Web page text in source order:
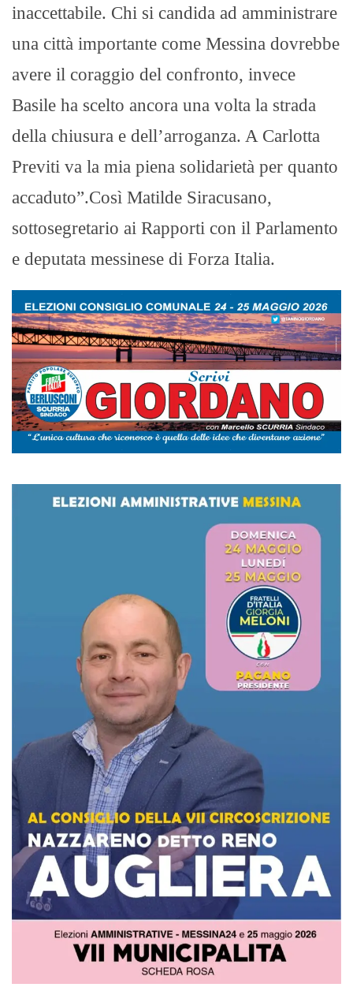
inaccettabile. Chi si candida ad amministrare
una città importante come Messina dovrebbe
avere il coraggio del confronto, invece
Basile ha scelto ancora una volta la strada
della chiusura e dell’arroganza. A Carlotta
Previti va la mia piena solidarietà per quanto
accaduto”.Così Matilde Siracusano,
sottosegretario ai Rapporti con il Parlamento
e deputata messinese di Forza Italia.